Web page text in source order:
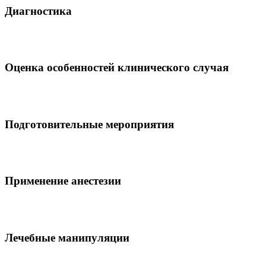
Диагностика
Оценка особенностей клинического случая
Подготовительные мероприятия
Применение анестезии
Лечебные манипуляции